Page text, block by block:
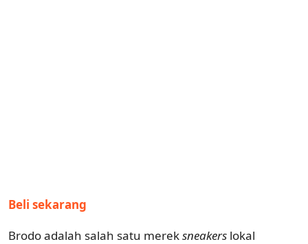
Beli sekarang
Brodo adalah salah satu mereksneakers lokal